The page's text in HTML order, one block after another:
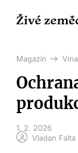
Magazín
1. 2. 2026
Vladan Falta